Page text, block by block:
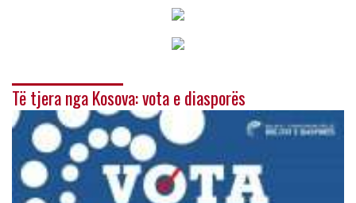
Të tjera nga Kosova: vota e diasporës